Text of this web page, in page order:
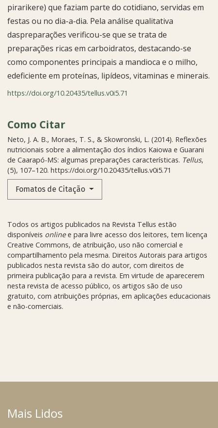
Como Citar
Neto, J. A. B., Moraes, T. S., & Skowronski, L. (2014). Reflexões
nutricionais sobre a alimentação dos índios Kaiowa e Guarani
de Caarapó-MS: algumas preparações características. Tellus,
(5), 107–120. https://doi.org/10.20435/tellus.v0i5.71
Fomatos de Citação
pirarikere) que faziam parte do cotidiano, servidas em
festas ou no dia-a-dia. Pela análise qualitativa
daspreparações verificou-se que se trata de
preparações ricas em carboidratos, destacando-se
como componentes principais a mandioca e o milho,
edeficiente em proteínas, lipídeos, vitaminas e minerais.
https://doi.org/10.20435/tellus.v0i5.71
Todos os artigos publicados na Revista Tellus estão
disponíveis onlinee para livre acesso dos leitores, tem licença
Creative Commons, de atribuição, uso não comercial e
compartilhamento pela mesma. Direitos Autorais para artigos
publicados nesta revista são do autor, com direitos de
primeira publicação para a revista. Em virtude de aparecerem
nesta revista de acesso público, os artigos são de uso
gratuito, com atribuições próprias, em aplicações educacionais
e não-comerciais.
Mais Lidos